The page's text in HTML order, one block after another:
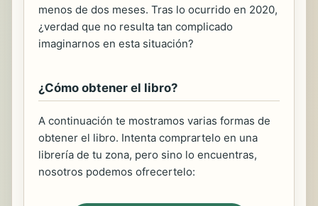
menos de dos meses. Tras lo ocurrido en 2020,
¿verdad que no resulta tan complicado
imaginarnos en esta situación?
¿Cómo obtener el libro?
A continuación te mostramos varias formas de
obtener el libro. Intenta comprartelo en una
librería de tu zona, pero sino lo encuentras,
nosotros podemos ofrecertelo: